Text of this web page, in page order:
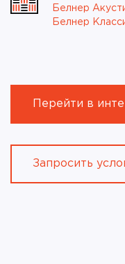
Белнер
Белнер
Перейти в
Запросить